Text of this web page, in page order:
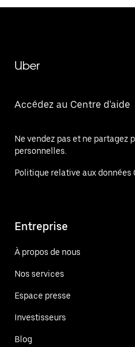
Uber
Accédez au Centre d'aide
Ne vendez pas et ne partagez
personnelles.
Politique relative aux données
Entreprise
À propos de nous
Nos services
Espace presse
Investisseurs
Blog